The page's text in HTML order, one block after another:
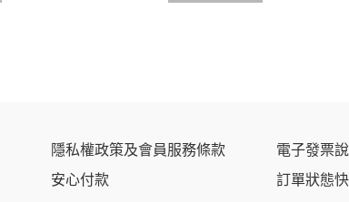
隱私權政策及會員服務條款
安心付款
電子發票
訂單狀態